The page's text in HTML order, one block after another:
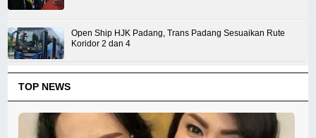
Open Ship HJK Padang, Trans Padang Sesuaikan Rute
Koridor 2 dan 4
TOP NEWS